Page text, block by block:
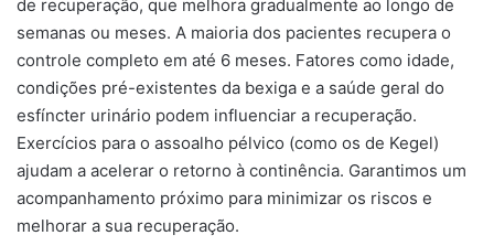
de recuperação, que melhora gradualmente ao longo de
semanas ou meses. A maioria dos pacientes recupera o
controle completo em até 6 meses. Fatores como idade,
condições pré-existentes da bexiga e a saúde geral do
esfíncter urinário podem influenciar a recuperação.
Exercícios para o assoalho pélvico (como os de Kegel)
ajudam a acelerar o retorno à continência. Garantimos um
acompanhamento próximo para minimizar os riscos e
melhorar a sua recuperação.